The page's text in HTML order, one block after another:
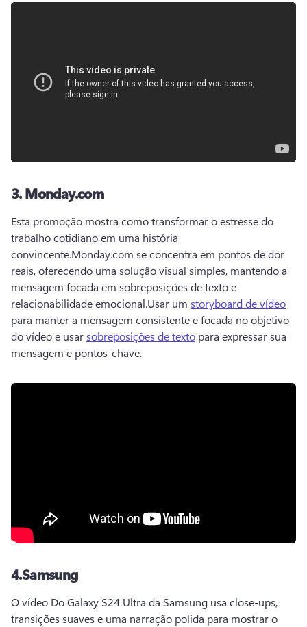
3.Monday.com
Esta promoção mostra como transformar o estresse do
trabalho cotidiano em uma história
convincente.Monday.com se concentra em pontos de dor
reais, oferecendo uma solução visual simples, mantendo a
mensagem focada em sobreposições de texto e
relacionabilidade emocional.Usar um storyboard de vídeo
para manter a mensagem consistente e focada no objetivo
do vídeo e usar sobreposições de texto para expressar sua
mensagem e pontos-chave.
4.Samsung
O vídeo Do Galaxy S24 Ultra da Samsung usa close-ups,
transições suaves e uma narração polida para mostrar o